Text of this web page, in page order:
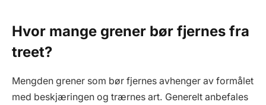
Hvor mange grener bør fjernes fra
treet?
Mengden grener som bør fjernes avhenger av formålet
med beskjæringen og trærnes art. Generelt anbefales